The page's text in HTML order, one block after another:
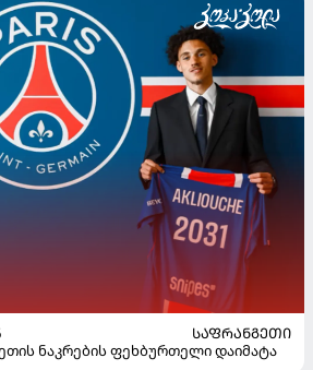
ᲡᲐᲤᲠᲐᲜᲒᲔᲗᲘ
ნაკრების ფეხბურთელი დაიმატა